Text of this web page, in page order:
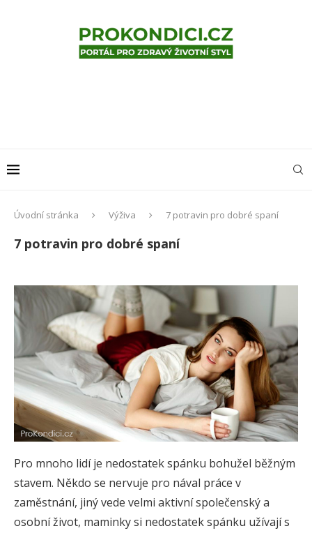
Úvodní stránka Výživa 7 potravin pro dobré spaní
7 potravin pro dobré spaní
Pro mnoho lidí je nedostatek spánku bohužel běžným
stavem. Někdo se nervuje pro nával práce v
zaměstnání, jiný vede velmi aktivní společenský a
osobní život, maminky si nedostatek spánku užívají s